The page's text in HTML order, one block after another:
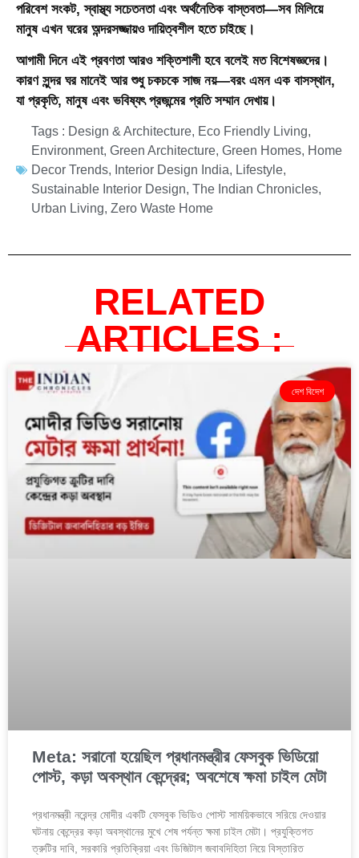
পরিবেশ সংকট, স্বাস্থ্য সচেতনতা এবং অর্থনৈতিক বাস্তবতা—সব মিলিয়ে
মানুষ এখন ঘরের অন্দরসজ্জায়ও দায়িত্বশীল হতে চাইছে।
আগামী দিনে এই প্রবণতা আরও শক্তিশালী হবে বলেই মত বিশেষজ্ঞদের।
কারণ সুন্দর ঘর মানেই আর শুধু চকচকে সাজ নয়—বরং এমন এক বাসস্থান,
যা প্রকৃতি, মানুষ এবং ভবিষ্যৎ প্রজন্মের প্রতি সম্মান দেখায়।
Tags : Design & Architecture, Eco Friendly Living,
Environment, Green Architecture, Green Homes, Home
Decor Trends, Interior Design India, Lifestyle,
Sustainable Interior Design, The Indian Chronicles,
Urban Living, Zero Waste Home
RELATED
ARTICLES :
দেশ বিদেশ
Meta: সরানো হয়েছিল প্রধানমন্ত্রীর ফেসবুক ভিডিয়ো
পোস্ট, কড়া অবস্থান কেন্দ্রের; অবশেষে ক্ষমা চাইল মেটা
প্রধানমন্ত্রী নরেন্দ্র মোদীর একটি ফেসবুক ভিডিও পোস্ট সাময়িকভাবে সরিয়ে দেওয়ার
ঘটনায় কেন্দ্রের কড়া অবস্থানের মুখে শেষ পর্যন্ত ক্ষমা চাইল মেটা। প্রযুক্তিগত
ত্রুটির দাবি, সরকারি প্রতিক্রিয়া এবং ডিজিটাল জবাবদিহিতা নিয়ে বিস্তারিত